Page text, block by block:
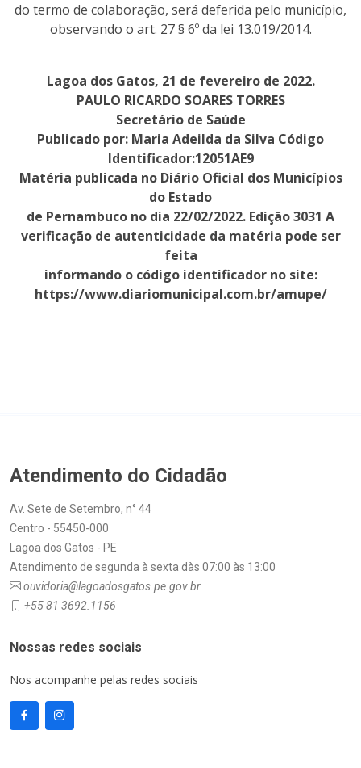
do termo de colaboração, será deferida pelo município,
observando o art. 27 § 6º da lei 13.019/2014.
Lagoa dos Gatos, 21 de fevereiro de 2022.
PAULO RICARDO SOARES TORRES
Secretário de Saúde
Publicado por: Maria Adeilda da Silva Código
Identificador:12051AE9
Matéria publicada no Diário Oficial dos Municípios
do Estado
de Pernambuco no dia 22/02/2022. Edição 3031 A
verificação de autenticidade da matéria pode ser
feita
informando o código identificador no site:
https://www.diariomunicipal.com.br/amupe/
Atendimento do Cidadão
Av. Sete de Setembro, n° 44
Centro - 55450-000
Lagoa dos Gatos - PE
Atendimento de segunda à sexta dàs 07:00 às 13:00
ouvidoria@lagoadosgatos.pe.gov.br
+55 81 3692.1156
Nossas redes sociais
Nos acompanhe pelas redes sociais